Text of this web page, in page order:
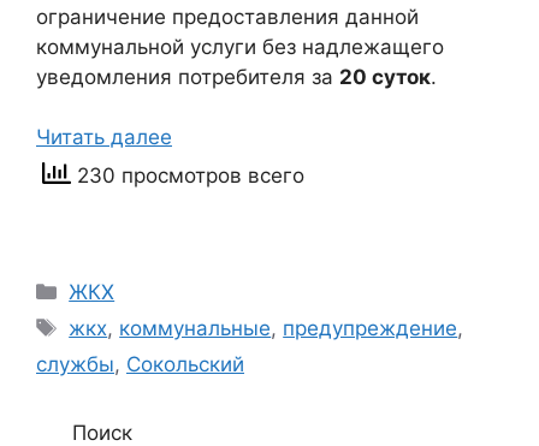
ограничение предоставления данной
коммунальной услуги без надлежащего
уведомления потребителя за 20 суток.
Читать далее
230 просмотров всего
Рубрики
ЖКХ
Метки
жкх, коммунальные, предупреждение,
службы, Сокольский
Поиск